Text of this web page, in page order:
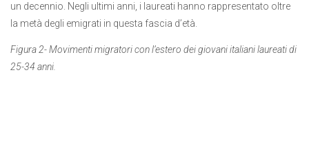
un decennio. Negli ultimi anni, i laureati hanno rappresentato oltre
la metà degli emigrati in questa fascia d’età.
Figura 2- Movimenti migratori con l’estero dei giovani italiani laureati di
25-34 anni.